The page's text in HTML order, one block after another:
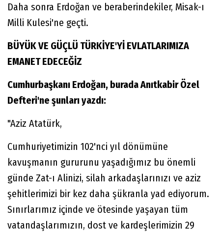
Daha sonra Erdoğan ve beraberindekiler, Misak-ı
Milli Kulesi'ne geçti.
BÜYÜK VE GÜÇLÜ TÜRKİYE'Yİ EVLATLARIMIZA
EMANET EDECEĞİZ
Cumhurbaşkanı Erdoğan, burada Anıtkabir Özel
Defteri'ne şunları yazdı:
"Aziz Atatürk,
Cumhuriyetimizin 102'nci yıl dönümüne
kavuşmanın gururunu yaşadığımız bu önemli
günde Zat-ı Alinizi, silah arkadaşlarınızı ve aziz
şehitlerimizi bir kez daha şükranla yad ediyorum.
Sınırlarımız içinde ve ötesinde yaşayan tüm
vatandaşlarımızın, dost ve kardeşlerimizin 29